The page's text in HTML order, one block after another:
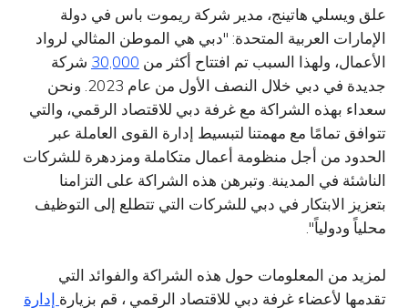
علق ويسلي هاتينج، مدير شركة ريموت باس في دولة
الإمارات العربية المتحدة: "دبي هي الموطن المثالي لرواد
الأعمال، ولهذا السبب تم افتتاح أكثر من 30,000 شركة
جديدة في دبي خلال النصف الأول من عام 2023. ونحن
سعداء بهذه الشراكة مع غرفة دبي للاقتصاد الرقمي، والتي
تتوافق تمامًا مع مهمتنا لتبسيط إدارة القوى العاملة عبر
الحدود من أجل منظومة أعمال متكاملة ومزدهرة للشركات
الناشئة في المدينة. وتبرهن هذه الشراكة على التزامنا
بتعزيز الابتكار في دبي للشركات التي تتطلع إلى التوظيف
محلياً ودولياً".
لمزيد من المعلومات حول هذه الشراكة والفوائد التي
تقدمها لأعضاء غرفة دبي للاقتصاد الرقمي ، قم بزيارة إدارة